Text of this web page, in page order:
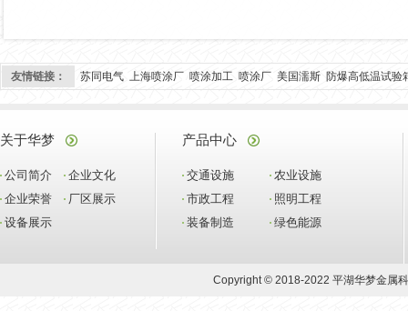
友情链接： 苏同电气 上海喷涂厂 喷涂加工 喷涂厂 美国濡斯 防爆高低温试验
关于华梦
公司简介
企业文化
企业荣誉
厂区展示
设备展示
产品中心
交通设施
农业设施
市政工程
照明工程
装备制造
绿色能源
Copyright © 2018-2022 平湖华梦金属